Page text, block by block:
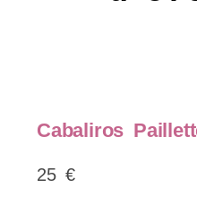
Cabaliros
25 €